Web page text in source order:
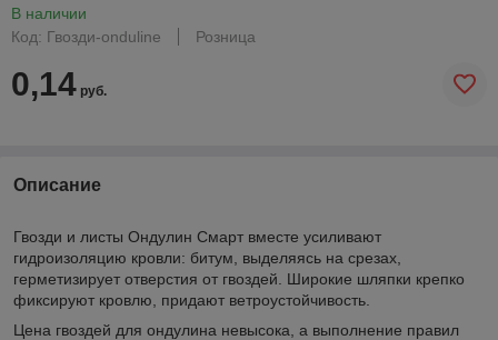
В наличии
Код: Гвозди-onduline
Розница
0,14 руб.
Описание
Гвозди и листы Ондулин Смарт вместе усиливают
гидроизоляцию кровли: битум, выделяясь на срезах,
герметизирует отверстия от гвоздей. Широкие шляпки крепко
фиксируют кровлю, придают ветроустойчивость.
Цена гвоздей для ондулина невысока, а выполнение правил